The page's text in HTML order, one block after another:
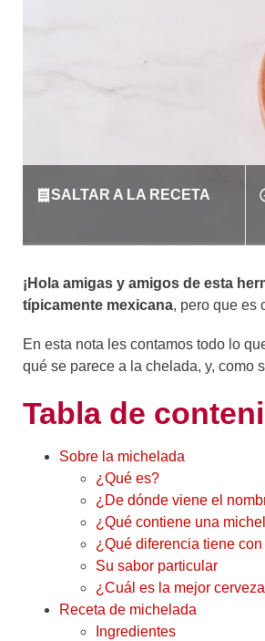
SALTAR A LA RECETA
¡Hola amigas y amigos de esta
típicamente mexicana, pero que es
En esta nota les contamos todo lo
qué se parece a la chelada, y, como
Tabla de
Sobre la michelada
¿Qué es?
¿De dónde viene el
¿Qué contiene una
¿Qué diferencia tiene
Su sabor particular
¿Cuál es la mejor
Receta de michelada
Ingredientes